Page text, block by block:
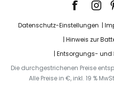
Datenschutz-Einstellungen
Hinweis zur
Entsorgungs- und
Die durchgestrichenen Preise
Alle Preise in €, inkl. 19 %